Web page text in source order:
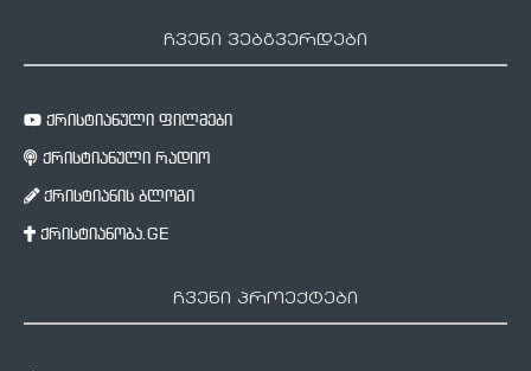
ჩვენი ვებგვერდები
ქრისტიანული ფილმები
ქრისტიანული რადიო
ქრისტიანის ბლოგი
ქრისტიანობა.GE
ჩვენი პროექტები